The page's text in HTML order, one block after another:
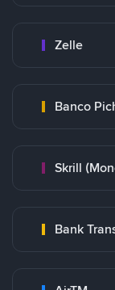
Zelle
Banco
Skrill
Bank